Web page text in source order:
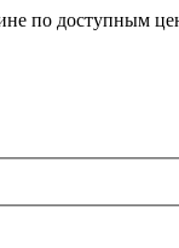
по доступным